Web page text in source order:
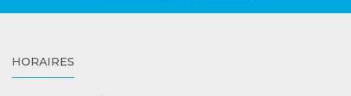
HORAIRES